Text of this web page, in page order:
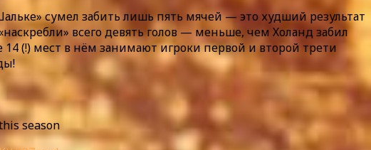
сумел забить лишь пять мячей — это худший результат
всего девять голов — меньше, чем Холанд забил
(!) мест в нём занимают игроки первой и второй трети
season